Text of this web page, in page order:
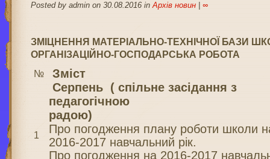
Posted by admin on 30.08.2016 inАрхів новин |∞
ЗМІЦНЕННЯ МАТЕРІАЛЬНО-ТЕХНІЧНОЇ БАЗИ
ОРГАНІЗАЦІЙНО-ГОСПОДАРСЬКА РОБОТА
№
Зміст
Серпень (спільне засідання з
педагогічною
радою)
1
Про погодження плану роботи школи
2016-2017 навчальний рік.
Про погодження на 2016-2017